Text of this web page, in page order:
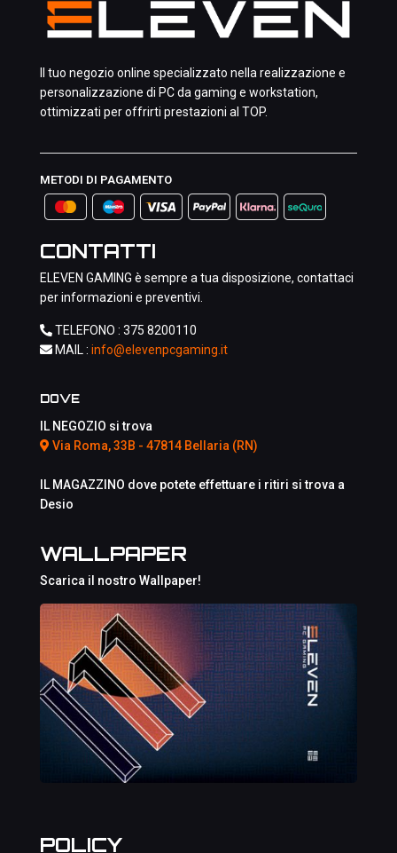
Il tuo negozio online specializzato nella realizzazione e
personalizzazione di PC da gaming e workstation,
ottimizzati per offrirti prestazioni al TOP.
METODI DI PAGAMENTO
CONTATTI
ELEVEN GAMING è sempre a tua disposizione, contattaci
per informazioni e preventivi.
TELEFONO : 375 8200110
MAIL : info@elevenpcgaming.it
DOVE
IL NEGOZIO si trova
Via Roma, 33B - 47814 Bellaria (RN)
IL MAGAZZINO dove potete effettuare i ritiri si trova a
Desio
WALLPAPER
Scarica il nostro Wallpaper!
POLICY